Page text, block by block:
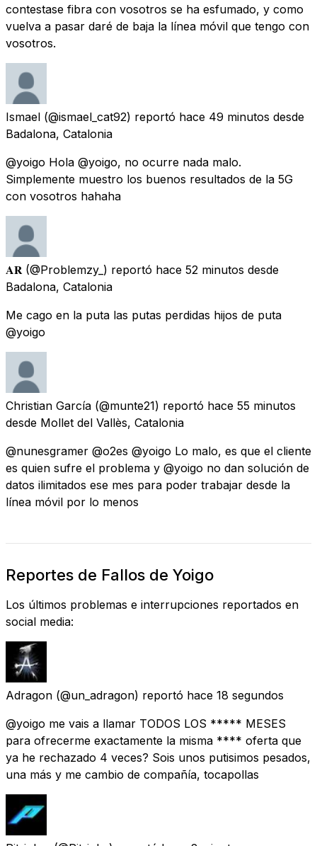
contestase fibra con vosotros se ha esfumado, y como
vuelva a pasar daré de baja la línea móvil que tengo con
vosotros.
Ismael (@ismael_cat92) reportó hace 49 minutos desde
Badalona, Catalonia
@yoigo Hola @yoigo, no ocurre nada malo.
Simplemente muestro los buenos resultados de la 5G
con vosotros hahaha
𝐀𝐑 (@Problemzy_) reportó hace 52 minutos desde
Badalona, Catalonia
Me cago en la puta las putas perdidas hijos de puta
@yoigo
Christian García (@munte21) reportó hace 55 minutos
desde Mollet del Vallès, Catalonia
@nunesgramer @o2es @yoigo Lo malo, es que el cliente
es quien sufre el problema y @yoigo no dan solución de
datos ilimitados ese mes para poder trabajar desde la
línea móvil por lo menos
Reportes de Fallos de Yoigo
Los últimos problemas e interrupciones reportados en
social media:
Adragon (@un_adragon) reportó hace 18 segundos
@yoigo me vais a llamar TODOS LOS ***** MESES
para ofrecerme exactamente la misma **** oferta que
ya he rechazado 4 veces? Sois unos putisimos pesados,
una más y me cambio de compañía, tocapollas